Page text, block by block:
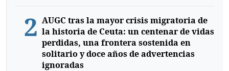
2 AUGC tras la mayor crisis migratoria de
la historia de Ceuta: un centenar de vidas
perdidas, una frontera sostenida en
solitario y doce años de advertencias
ignoradas